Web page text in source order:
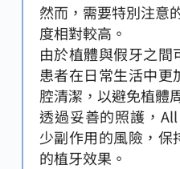
然而，需要特別注意
度相對較高。
由於植體與假牙之
患者在日常生活中更
腔清潔，以避免植體
透過妥善的照護，
少副作用的風險，保
的植牙效果。